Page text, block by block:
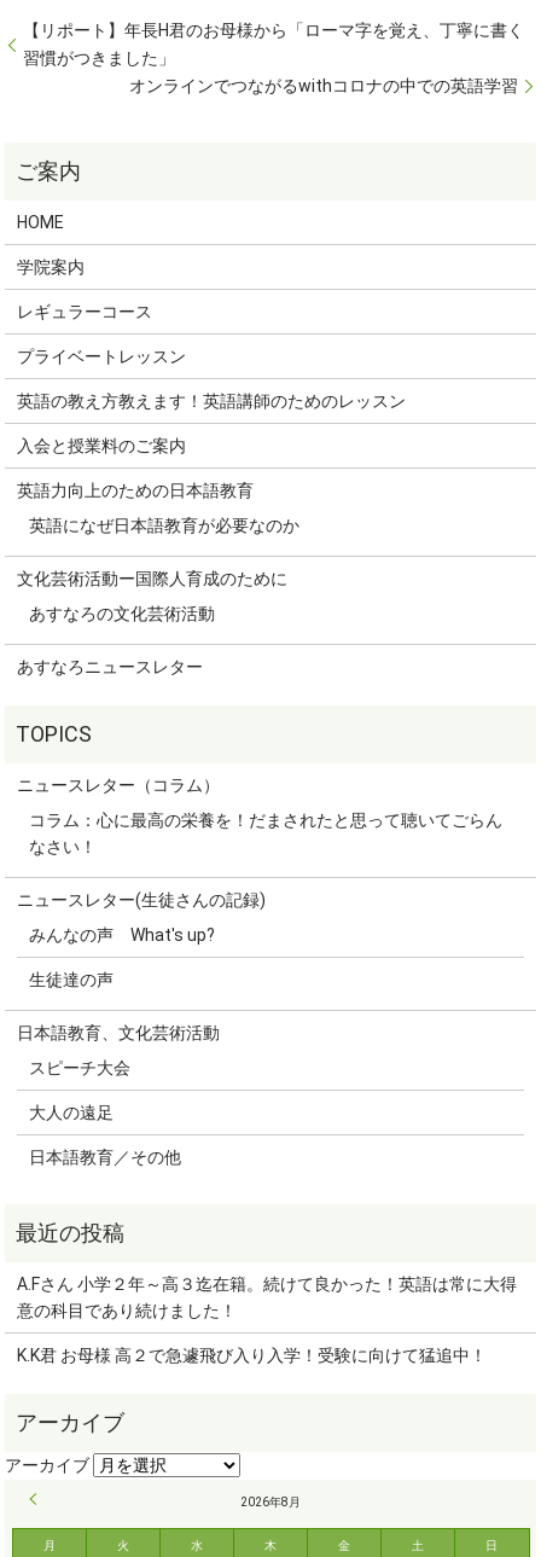
【リポート】年長H君のお母様から「ローマ字を覚え、丁寧に書く
習慣がつきました」
オンラインでつながるwithコロナの中での英語学習
HOME
学院案内
レギュラーコース
プライベートレッスン
英語の教え方教えます！英語講師のためのレッスン
入会と授業料のご案内
英語力向上のための日本語教育
英語になぜ日本語教育が必要なのか
文化芸術活動ー国際人育成のために
あすなろの文化芸術活動
あすなろニュースレター
ニュースレター（コラム）
コラム：心に最高の栄養を！だまされたと思って聴いてごらん
なさい！
ニュースレター(生徒さんの記録)
みんなの声 What's up?
生徒達の声
日本語教育、文化芸術活動
スピーチ大会
大人の遠足
日本語教育／その他
A.Fさん 小学２年～高３迄在籍。続けて良かった！英語は常に大得
意の科目であり続けました！
K.K君 お母様 高２で急遽飛び入り入学！受験に向けて猛追中！
2026年8月
月 火 水 木 金 土 日